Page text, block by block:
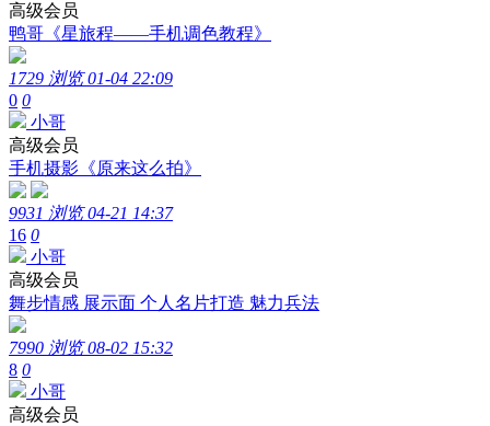
高级会员
鸭哥《星旅程——手机调色教程》
1729 浏览 01-04 22:09
0 0
小哥
高级会员
手机摄影《原来这么拍》
9931 浏览 04-21 14:37
16 0
小哥
高级会员
舞步情感 展示面 个人名片打造 魅力兵法
7990 浏览 08-02 15:32
8 0
小哥
高级会员